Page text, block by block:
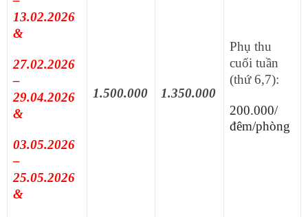
13.02.2026
&
27.02.2026
–
29.04.2026
&
03.05.2026
–
25.05.2026
&
1.500.000 1.350.000
Phụ thu
cuối tuần
(thứ 6,7):
200.000/
đêm/phòng